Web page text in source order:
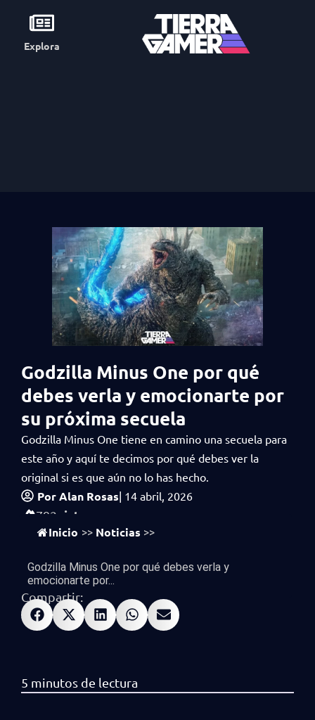
Explora
Godzilla Minus One por qué
debes verla y emocionarte por
su próxima secuela
Godzilla Minus One tiene en camino una secuela para
este año y aquí te decimos por qué debes ver la
original si es que aún no lo has hecho.
PorAlan Rosas| 14 abril, 2026
792 vistas
Inicio >> Noticias >>
Godzilla Minus One por qué debes verla y
emocionarte por...
Compartir: